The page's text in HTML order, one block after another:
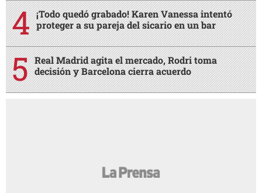
¡Todo quedó grabado! Karen Vanessa intentó
proteger a su pareja del sicario en un bar
Real Madrid agita el mercado, Rodri toma
decisión y Barcelona cierra acuerdo